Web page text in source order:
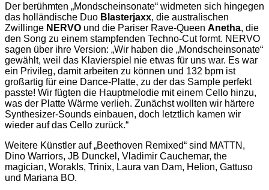
Der berühmten „Mondscheinsonate“ widmeten sich hingegen
das holländische Duo Blasterjaxx, die australischen
Zwillinge NERVO und die Pariser Rave-Queen Anetha, die
den Song zu einem stampfenden Techno-Cut formt. NERVO
sagen über ihre Version: „Wir haben die „Mondscheinsonate“
gewählt, weil das Klavierspiel nie etwas für uns war. Es war
ein Privileg, damit arbeiten zu können und 132 bpm ist
großartig für eine Dance-Platte, zu der das Sample perfekt
passte! Wir fügten die Hauptmelodie mit einem Cello hinzu,
was der Platte Wärme verlieh. Zunächst wollten wir härtere
Synthesizer-Sounds einbauen, doch letztlich kamen wir
wieder auf das Cello zurück.“
Weitere Künstler auf „Beethoven Remixed“ sind MATTN,
Dino Warriors, JB Dunckel, Vladimir Cauchemar, the
magician, WorakIs, Trinix, Laura van Dam, Helion, Gattuso
und Mariana BO.